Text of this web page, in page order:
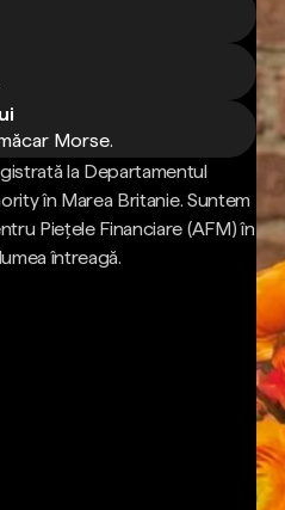
Morse.
la Departamentul
în Marea Britanie. Suntem
Piețele Financiare (AFM) în
întreagă.